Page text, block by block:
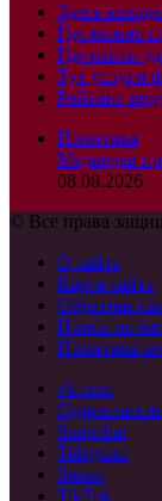
Здесь
Где можно
Где найти
Тут услуги
Рейтинг
Политика
Медведев
08.08.2026
© Все права
О сайте
Карта сайта
Обратная
Поиск по
Политика
vk.com
Snapchat
Telegram
Steam
TikTok